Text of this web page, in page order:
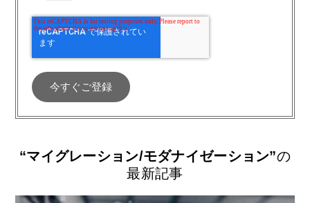
“マイグレーション/モダナイゼーション”の
最新記事